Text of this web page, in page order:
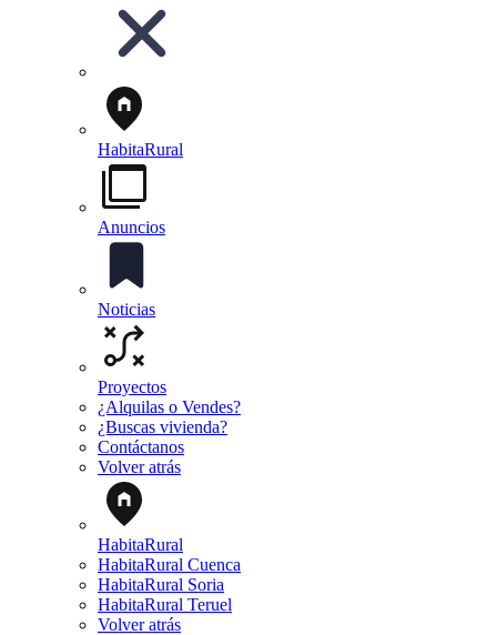
HabitaRural
Anuncios
Noticias
Proyectos
¿Alquilas o Vendes?
¿Buscas vivienda?
Contáctanos
Volver atrás
HabitaRural
HabitaRural Cuenca
HabitaRural Soria
HabitaRural Teruel
Volver atrás